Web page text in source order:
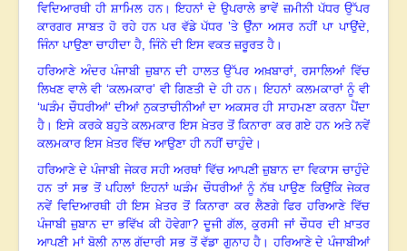
ਵਿਦਿਆਰਥੀ ਹੀ ਸ਼ਾਮਿਲ ਹਨ।ਇਹਨਾਂ ਦੇ ਉਪਰਾਲੇ ਭਾਵੇਂ ਜ਼ਮੀਨੀ ਪੱਧਰ ਉੱਪਰ
ਕਾਰਗਰ ਸਾਬਤ ਹੋ ਰਹੇ ਹਨ ਪਰ ਵੱਡੇ ਪੱਧਰ’ਤੇ ਉੰਨਾ ਅਸਰ ਨਹੀਂ ਪਾ ਪਾਉਂਦੇ,
ਜਿੰਨਾ ਪਾਉਣਾ ਚਾਹੀਦਾ ਹੈ, ਜਿੰਨੇ ਦੀ ਇਸ ਵਕਤ ਜ਼ਰੂਰਤ ਹੈ ।
ਹਰਿਆਣੇ ਅੰਦਰ ਪੰਜਾਬੀ ਜ਼ੁਬਾਨ ਦੀ ਹਾਲਤ ਉੱਪਰ ਅਖ਼ਬਾਰਾਂ, ਰਸਾਲਿਆਂ ਵਿੱਚ
ਲਿਖਣ ਵਾਲੇ ਵੀ‘ਕਲਮਕਾਰ’ ਵੀ ਗਿਣਤੀ ਦੇ ਹੀ ਹਨ।ਇਹਨਾਂ ਕਲਮਕਾਰਾਂ ਨੂੰ ਵੀ
‘ਘੜੰਮ ਚੌਧਰੀਆਂ’ ਦੀਆਂ ਨੁਕਤਾਚੀਨੀਆਂ ਦਾ ਅਕਸਰ ਹੀ ਸਾਹਮਣਾ ਕਰਨਾ ਪੈਂਦਾ
ਹੈ ।ਇਸੇ ਕਰਕੇ ਬਹੁਤੇ ਕਲਮਕਾਰ ਇਸ ਖ਼ੇਤਰ ਤੋਂ ਕਿਨਾਰਾ ਕਰ ਗਏ ਹਨ ਅਤੇ ਨਵੇਂ
ਕਲਮਕਾਰ ਇਸ ਖ਼ੇਤਰ ਵਿੱਚ ਆਉਣਾ ਹੀ ਨਹੀਂ ਚਾਹੁੰਦੇ ।
ਹਰਿਆਣੇ ਦੇ ਪੰਜਾਬੀ ਜੇਕਰ ਸਹੀ ਅਰਥਾਂ ਵਿੱਚ ਆਪਣੀ ਜ਼ੁਬਾਨ ਦਾ ਵਿਕਾਸ ਚਾਹੁੰਦੇ
ਹਨ ਤਾਂ ਸਭ ਤੋਂ ਪਹਿਲਾਂ ਇਹਨਾਂ ਘੜੰਮ ਚੌਧਰੀਆਂ ਨੂੰ ਨੱਥ ਪਾਉਣ ਕਿਉਂਕਿ ਜੇਕਰ
ਨਵੇਂ ਵਿਦਿਆਰਥੀ ਹੀ ਇਸ ਖ਼ੇਤਰ ਤੋਂ ਕਿਨਾਰਾ ਕਰ ਲੈਣਗੇ ਫਿਰ ਹਰਿਆਣੇ ਵਿੱਚ
ਪੰਜਾਬੀ ਜ਼ੁਬਾਨ ਦਾ ਭਵਿੱਖ ਕੀ ਹੋਵੇਗਾ? ਦੂਜੀ ਗੱਲ, ਕੁਰਸੀ ਜਾਂ ਚੌਧਰ ਦੀ ਖ਼ਾਤਰ
ਆਪਣੀ ਮਾਂ ਬੋਲੀ ਨਾਲ ਗੱਦਾਰੀ ਸਭ ਤੋਂ ਵੱਡਾ ਗੁਨਾਹ ਹੈ । ਹਰਿਆਣੇ ਦੇ ਪੰਜਾਬੀਆਂ